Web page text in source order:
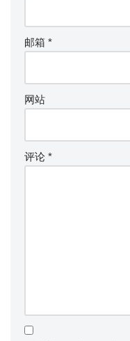
邮箱 *
网站
评论 *